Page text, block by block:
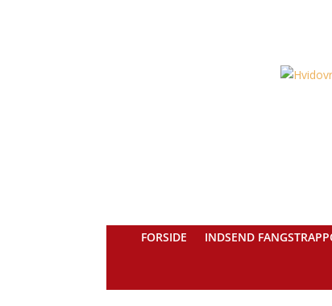
FORSIDE INDSEND